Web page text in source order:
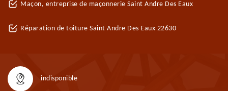
Maçon, entreprise de maçonnerie Saint Andre Des Eaux
Réparation de toiture Saint Andre Des Eaux 22630
indisponible